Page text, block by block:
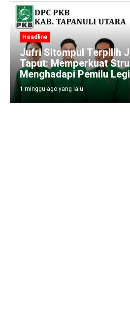
Headline
Jufri Sitompul Terpilih
Taput: Memperkuat
Menghadapi Pemilu
1 minggu ago yang lalu